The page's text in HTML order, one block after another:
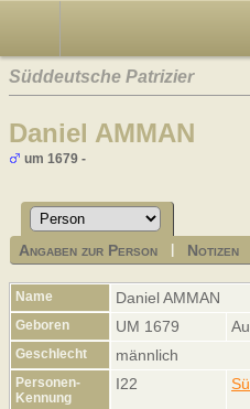
Süddeutsche Patrizier
Daniel AMMAN
um 1679 -
Angaben zur Person Notizen
Name DanielAMMAN
Geboren UM 1679
Geschlecht männlich
Personen-
Kennung
I22